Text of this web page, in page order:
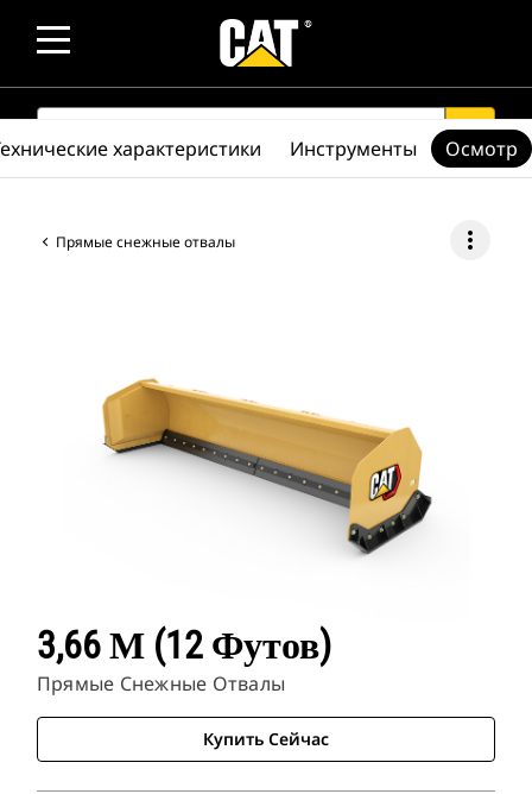
SEARCH search
Прямые снежные отвалы more_vert
3,66 М (12 Футов)
Прямые Снежные Отвалы
Купить Сейчас
характеристики Инструменты Осмотр